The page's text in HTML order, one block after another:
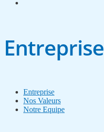
Entreprise
Entreprise
Nos Valeurs
Notre Equipe